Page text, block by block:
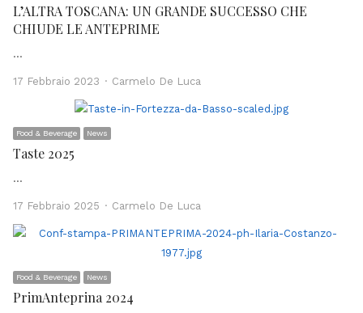
L’ALTRA TOSCANA: UN GRANDE SUCCESSO CHE
CHIUDE LE ANTEPRIME
…
17 Febbraio 2023 Author
Carmelo De Luca
Food & Beverage News
Taste 2025
…
17 Febbraio 2025 Author
Carmelo De Luca
Food & Beverage News
PrimAnteprina 2024